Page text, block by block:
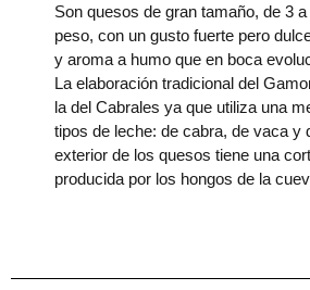
Son quesos de gran tamaño, de 3
peso, con un gusto fuerte pero
y aroma a humo que en boca
La elaboración tradicional del
la del Cabrales ya que utiliza una
tipos de leche: de cabra, de vaca y
exterior de los quesos tiene una
producida por los hongos de la